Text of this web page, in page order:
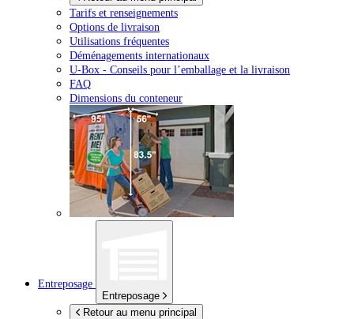
Tarifs et renseignements
Options de livraison
Utilisations fréquentes
Déménagements internationaux
U-Box - Conseils pour l’emballage et la livraison
FAQ
Dimensions du conteneur
Entreposage
Entreposage
Retour au menu principal